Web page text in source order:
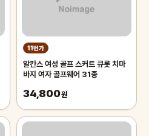
11번가
알칸스 여성 골프 스커트 큐롯 치마
바지 여자 골프웨어 31종
34,800원